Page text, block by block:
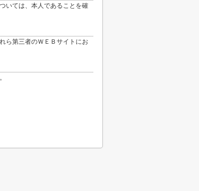
いては、本人であることを確
ら第三者のＷＥＢサイトにお